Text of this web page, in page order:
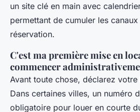
un site clé en main avec
permettant de cumuler les
réservation.
C'est ma première mise en
commencer
Avant toute chose, déclarez
Dans certaines villes, un numéro
obligatoire pour louer en courte